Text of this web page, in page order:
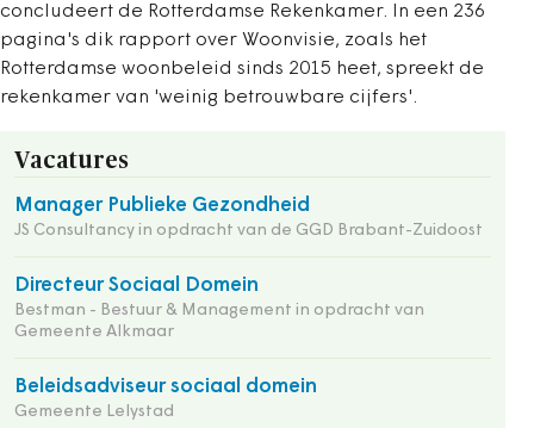
concludeert de Rotterdamse Rekenkamer. In een 236
pagina's dik rapport over Woonvisie, zoals het
Rotterdamse woonbeleid sinds 2015 heet, spreekt de
rekenkamer van 'weinig betrouwbare cijfers'.
Vacatures
Manager Publieke Gezondheid
JS Consultancy in opdracht van de GGD Brabant-Zuidoost
Directeur Sociaal Domein
Bestman - Bestuur & Management in opdracht van
Gemeente Alkmaar
Beleidsadviseur sociaal domein
Gemeente Lelystad